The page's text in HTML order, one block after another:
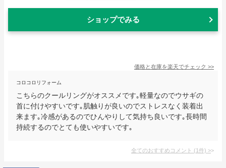
ショップでみる
価格と在庫を楽天でチェック >>
コロコロリフォーム
こちらのクールリングがオススメです｡軽量なのでウサギの
首に付けやすいです｡肌触りが良いのでストレスなく装着出
来ます｡冷感があるのでひんやりして気持ち良いです｡長時間
持続するのでとても使いやすいです｡
全てのおすすめコメント (1件) >